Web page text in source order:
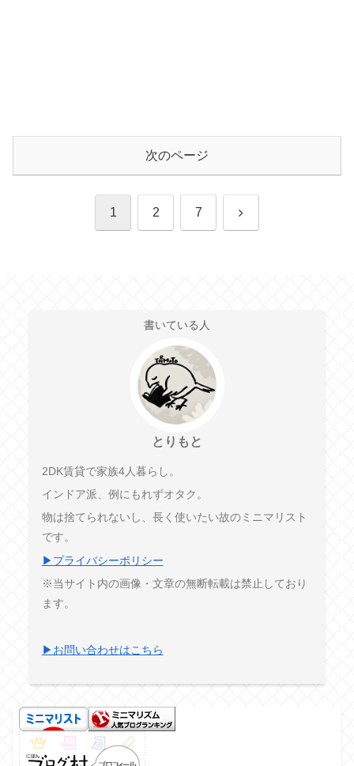
次のページ
1 2 7 次
書いている人
とりもと
2DK賃貸で家族4人暮らし。
インドア派、例にもれずオタク。
物は捨てられないし、長く使いたい故のミニマリスト
です。
▶プライバシーポリシー
※当サイト内の画像・文章の無断転載は禁止しており
ます。
▶お問い合わせはこちら